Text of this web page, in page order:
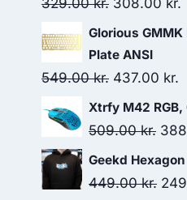
329.00kr.
price
was:
329.00 kr..
308.00 kr.
Glorious
Plate ANSI
549.00kr. Original
price
was:
437.00 kr.
Xtrfy M42
509.00kr.
was:
Geekd
449.00kr.